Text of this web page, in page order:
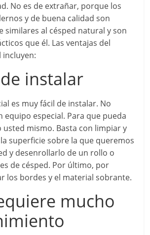
No es de extrañar, porque los
y de buena calidad son
similares al césped natural y son
que él. Las ventajas del
incluyen:
instalar
es muy fácil de instalar. No
equipo especial. Para que pueda
usted mismo. Basta con limpiar y
superficie sobre la que queremos
y desenrollarlo de un rollo o
de césped. Por último, por
los bordes y el material sobrante.
mucho